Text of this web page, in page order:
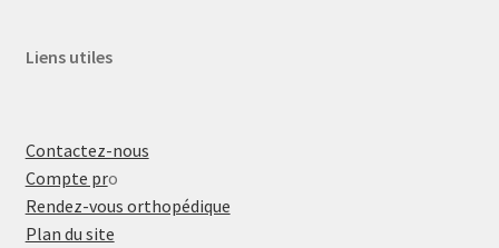
Liens utiles
Contactez-nous
Compte pro
Rendez-vous orthopédique
Plan du site